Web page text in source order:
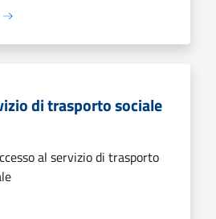
di trasporto sociale
al servizio di trasporto